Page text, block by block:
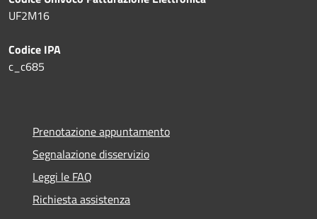
UF2M16
Codice IPA
c_c685
Prenotazione appuntamento
Segnalazione disservizio
Leggi le FAQ
Richiesta assistenza